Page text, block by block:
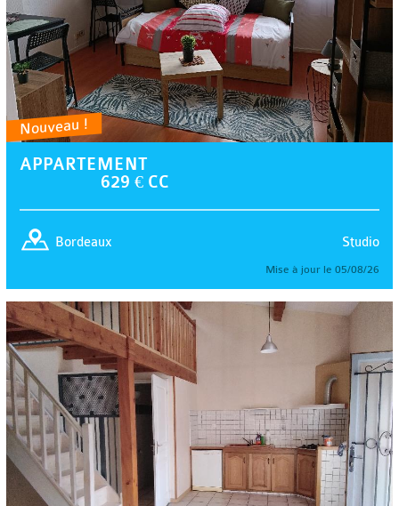
Nouveau !
APPARTEMENT
629 € CC
Studio
Bordeaux
Mise à jour le 05/08/26